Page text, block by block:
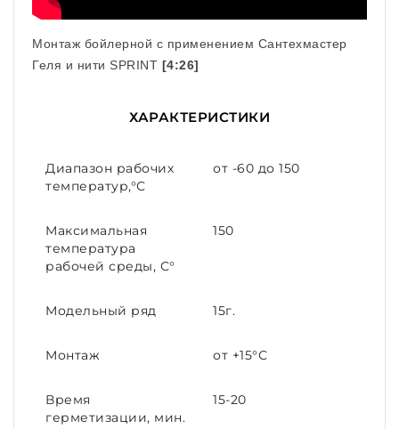
Монтаж бойлерной с применением Сантехмастер
Геля и нити SPRINT [4:26]
ХАРАКТЕРИСТИКИ
Диапазон рабочих
температур,°С
от -60 до 150
Максимальная
температура
рабочей среды, С°
150
Модельный ряд 15г.
Монтаж от +15°С
Время
герметизации, мин.
15-20